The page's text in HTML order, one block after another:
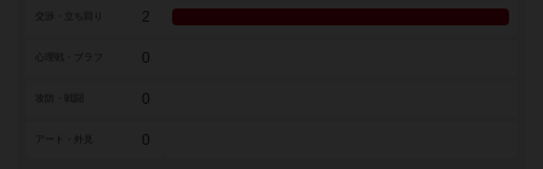
2
0
0
アート・外見 0